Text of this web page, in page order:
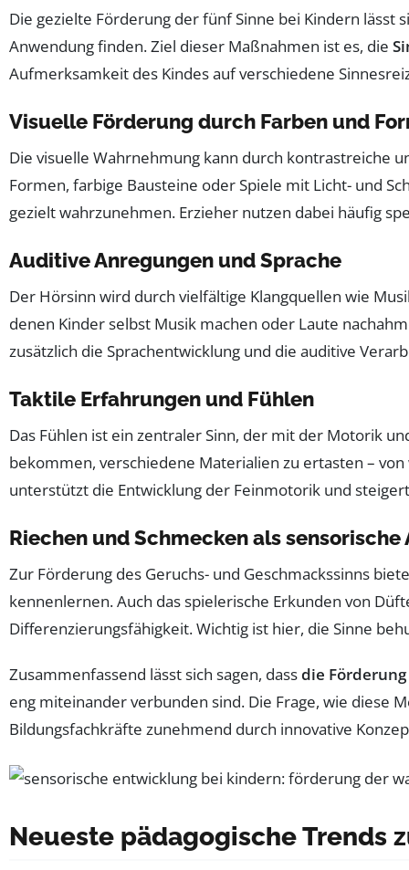
Die gezielte Förderung der fünf Sinne bei Kindern
Anwendung finden. Ziel dieser Maßnahmen ist es, die
Aufmerksamkeit des Kindes auf verschiedene
Visuelle Förderung durch Farben und
Die visuelle Wahrnehmung kann durch kontrastreiche
Formen, farbige Bausteine oder Spiele mit Licht- und
gezielt wahrzunehmen. Erzieher nutzen dabei häufig
Auditive Anregungen und Sprache
Der Hörsinn wird durch vielfältige Klangquellen wie
denen Kinder selbst Musik machen oder Laute
zusätzlich die Sprachentwicklung und die auditive
Taktile Erfahrungen und Fühlen
Das Fühlen ist ein zentraler Sinn, der mit der Motorik
bekommen, verschiedene Materialien zu ertasten –
unterstützt die Entwicklung der Feinmotorik und
Riechen und Schmecken als
Zur Förderung des Geruchs- und Geschmackssinns
kennenlernen. Auch das spielerische Erkunden von
Differenzierungsfähigkeit. Wichtig ist hier, die Sinne
Zusammenfassend lässt sich sagen, dassdie
eng miteinander verbunden sind. Die Frage, wie diese
Bildungsfachkräfte zunehmend durch innovative
Neueste pädagogische Trends